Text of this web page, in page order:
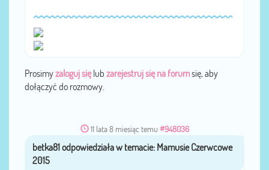
Prosimyzaloguj sięlub zarejestruj się na forumsię, aby
dołączyć do rozmowy.
11 lata 8 miesiąc temu #948036
przezbetka81